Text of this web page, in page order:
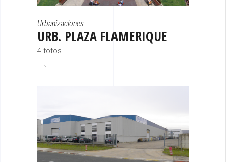
Urbanizaciones
URB. PLAZA FLAMERIQUE
4 fotos